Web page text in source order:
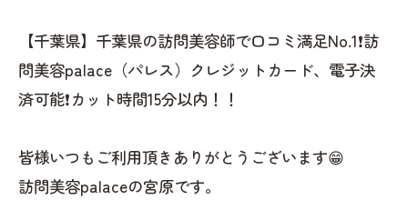
【千葉県】千葉県の訪問美容師で口コミ満足No.1❗️訪
問美容palace（パレス）クレジットカード、電子決
済可能❗️カット時間15分以内！！
皆様いつもご利用頂きありがとうございます😁
訪問美容palaceの宮原です。